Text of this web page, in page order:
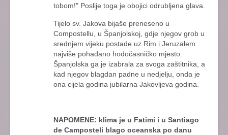
tobom!" Poslije toga je obojici odrubljena glava.
Tijelo sv. Jakova bijaše preneseno u
Compostellu, u Španjolskoj, gdje njegov grob u
srednjem vijeku postade uz Rim i Jeruzalem
najviše pohađano hodočasničko mjesto.
Španjolska ga je izabrala za svoga zaštitnika, a
kad njegov blagdan padne u nedjelju, onda je
ona cijela godina jubilarna Jakovljeva godina.
NAPOMENE: klima je u Fatimi i u Santiago
de Camposteli blago oceanska po danu